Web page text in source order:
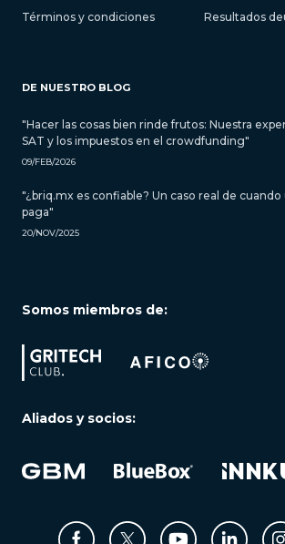
Términos y condiciones
Resultados
DE NUESTRO BLOG
"Hacer las cosas bien rinde frutos: Nuestra
SAT y los impuestos en el crowdfunding"
09/FEB/2026
"¿briq.mx es confiable? Un caso real de
paga"
20/NOV/2025
Somos miembros de:
Aliados y socios: